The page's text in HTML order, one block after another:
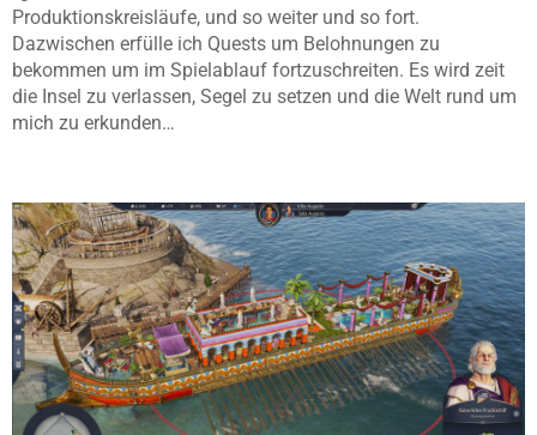
Produktionskreisläufe, und so weiter und so fort.
Dazwischen erfülle ich Quests um Belohnungen zu
bekommen um im Spielablauf fortzuschreiten. Es wird zeit
die Insel zu verlassen, Segel zu setzen und die Welt rund um
mich zu erkunden…